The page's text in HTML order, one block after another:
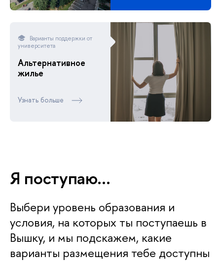
Варианты поддержки от
университета
Альтернативное
жилье
Узнать больше
Я поступаю…
Выбери уровень образования и
условия, на которых ты поступаешь в
Вышку, и мы подскажем, какие
варианты размещения тебе доступны